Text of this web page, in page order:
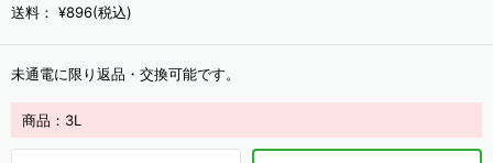
送料： ¥896(税込)
未通電に限り返品・交換可能です。
商品： 3L